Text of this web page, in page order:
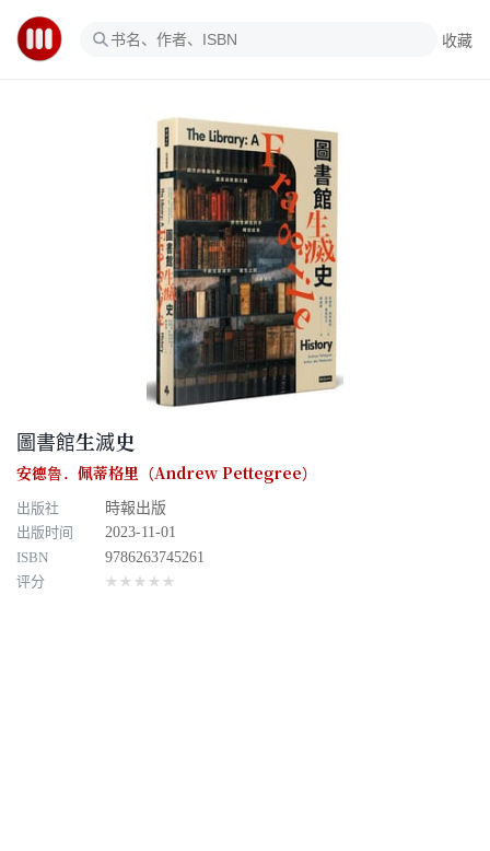
收藏
圖書館生滅史
安德魯．佩蒂格里（Andrew Pettegree）
出版社
時報出版
出版时间
2023-11-01
ISBN
9786263745261
评分
★★★★★